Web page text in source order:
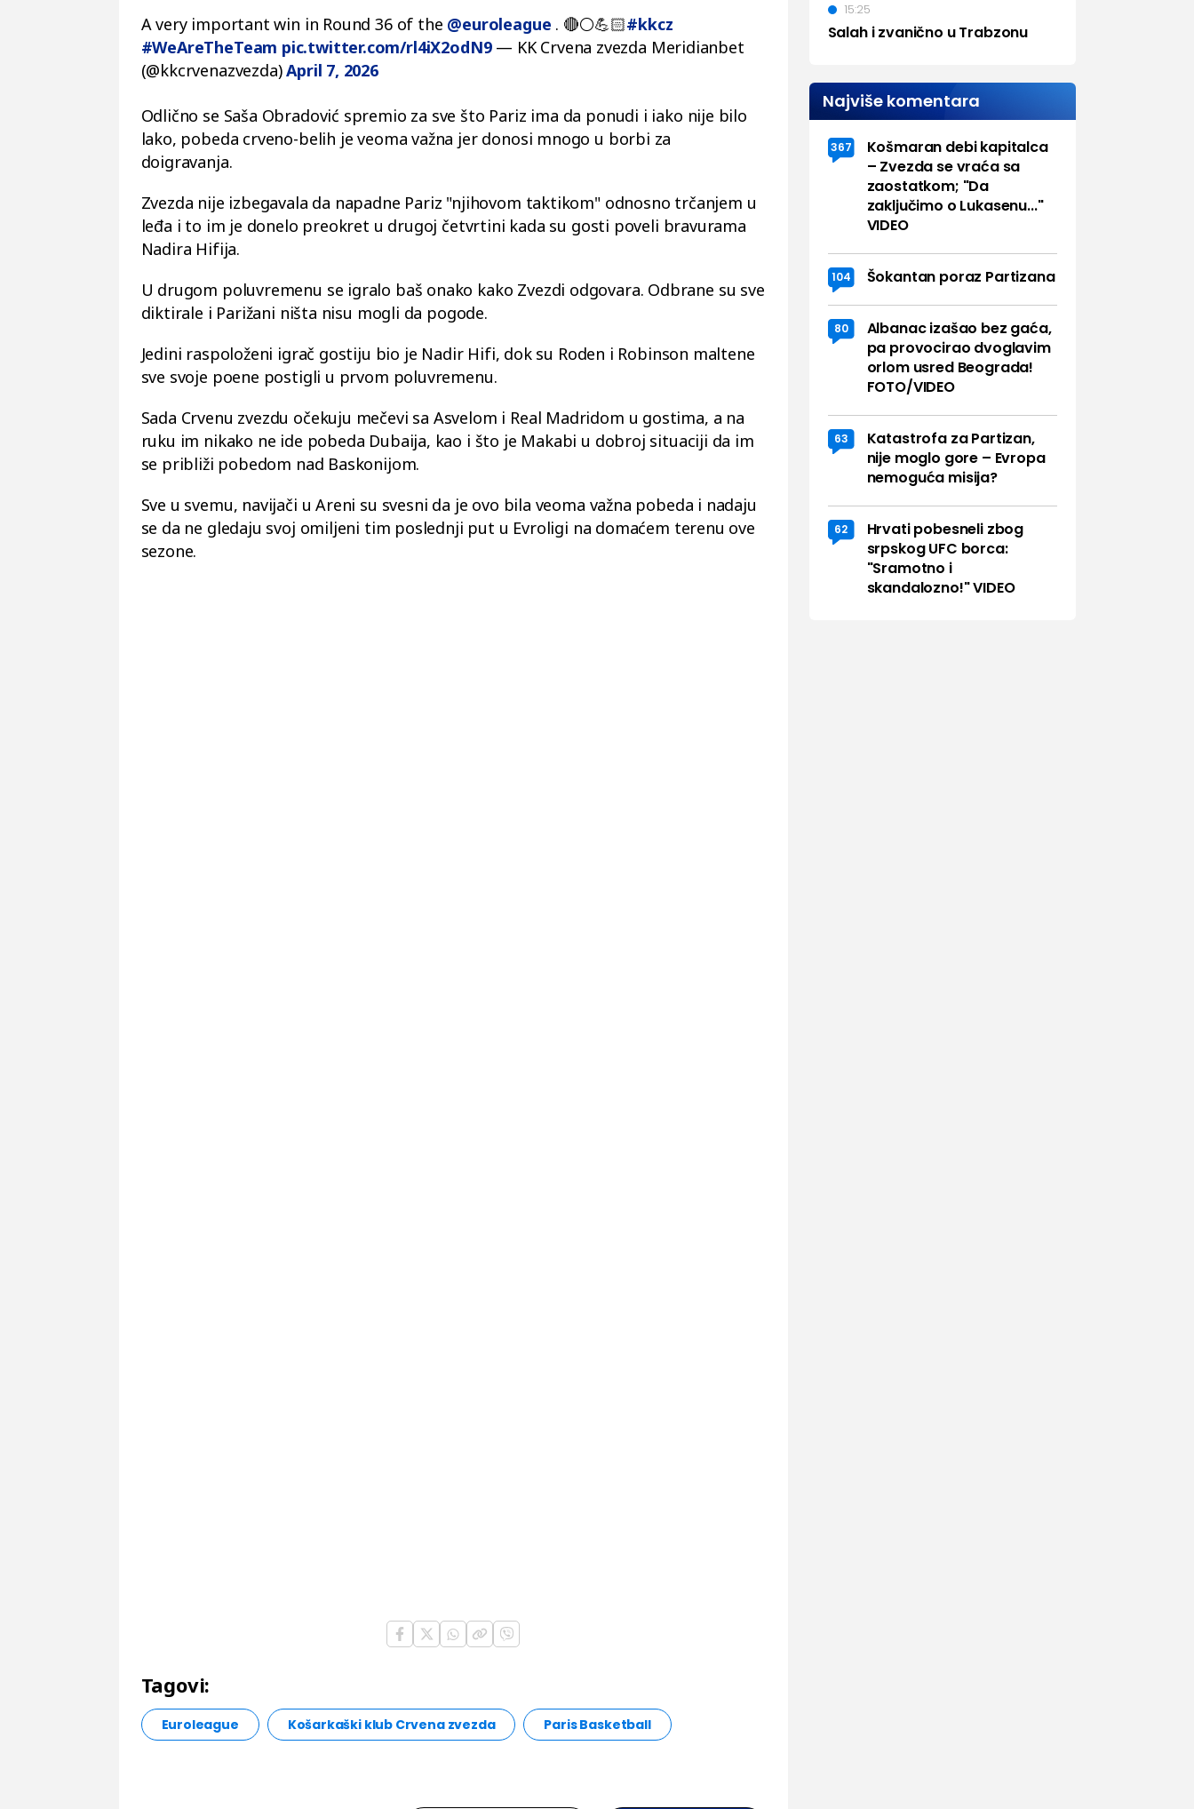
A very important win in Round 36 of the @euroleague . 🔴⚪️💪🏻#kkcz
#WeAreTheTeam pic.twitter.com/rl4iX2odN9— KK Crvena zvezda Meridianbet
(@kkcrvenazvezda)April 7, 2026
Odlično se Saša Obradović spremio za sve što Pariz ima da ponudi i iako nije bilo
lako, pobeda crveno-belih je veoma važna jer donosi mnogo u borbi za
doigravanja.
Zvezda nije izbegavala da napadne Pariz "njihovom taktikom" odnosno trčanjem u
leđa i to im je donelo preokret u drugoj četvrtini kada su gosti poveli bravurama
Nadira Hifija.
U drugom poluvremenu se igralo baš onako kako Zvezdi odgovara. Odbrane su sve
diktirale i Parižani ništa nisu mogli da pogode.
Jedini raspoloženi igrač gostiju bio je Nadir Hifi, dok su Roden i Robinson maltene
sve svoje poene postigli u prvom poluvremenu.
Sada Crvenu zvezdu očekuju mečevi sa Asvelom i Real Madridom u gostima, a na
ruku im nikako ne ide pobeda Dubaija, kao i što je Makabi u dobroj situaciji da im
se približi pobedom nad Baskonijom.
Sve u svemu, navijači u Areni su svesni da je ovo bila veoma važna pobeda i nadaju
se da ne gledaju svoj omiljeni tim poslednji put u Evroligi na domaćem terenu ove
sezone.
Tagovi:
Euroleague Košarkaški klub Crvena zvezda Paris Basketball
Salah i zvanično u Trabzonu
15:25
Najviše komentara
367
Košmaran debi kapitalca
– Zvezda se vraća sa
zaostatkom; "Da
zaključimo o Lukasenu..."
VIDEO
104 Šokantan poraz Partizana
80
Albanac izašao bez gaća,
pa provocirao dvoglavim
orlom usred Beograda!
FOTO/VIDEO
63
Katastrofa za Partizan,
nije moglo gore – Evropa
nemoguća misija?
62
Hrvati pobesneli zbog
srpskog UFC borca:
"Sramotno i
skandalozno!" VIDEO